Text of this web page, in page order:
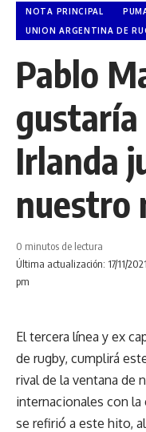
NOTA PRINCIPAL
UNION ARGENTINA DE
Pablo
Irlanda
nuestro
Última actualización: 17/11/
pm
0 minutos de lectura
El tercera línea y ex
de rugby, cumplirá
rival de la ventana de
internacionales con
se refirió a este hito,